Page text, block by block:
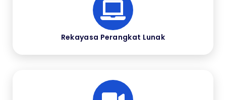
Rekayasa Perangkat Lunak